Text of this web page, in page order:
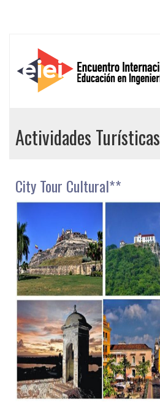
Actividades Turísticas
City Tour Cultural**